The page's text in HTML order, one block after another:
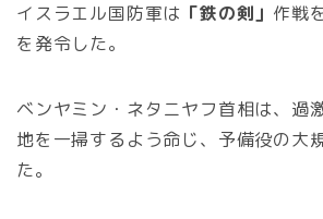
イスラエル国防軍は 「鉄の剣」 作戦
を発令した。
ベンヤミン・ネタニヤフ首相は、過
地を一掃するよう命じ、予備役の大
た。